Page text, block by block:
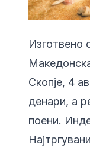
Изготвено
Скопје, 4
денари, а
поени.